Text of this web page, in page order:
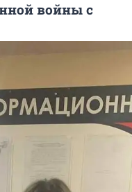
войны с